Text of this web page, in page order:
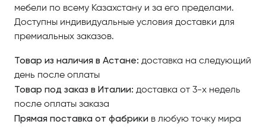
мебели по всему Казахстану и за его пределами.
Доступны индивидуальные условия доставки для
премиальных заказов.
Товар из наличия в Астане: доставка на следующий
день после оплаты
Товар под заказ в Италии: доставка от 3-х недель
после оплаты заказа
Прямая поставка от фабрики в любую точку мира